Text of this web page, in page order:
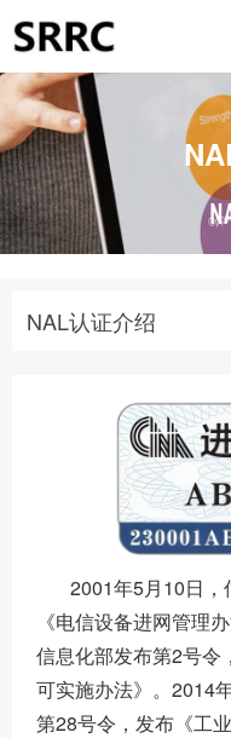
NAL认证介绍
2001年5月10日，
《电信设备进网管理
信息化部发布第2号令
可实施办法》。2014
第28号令，发布《工